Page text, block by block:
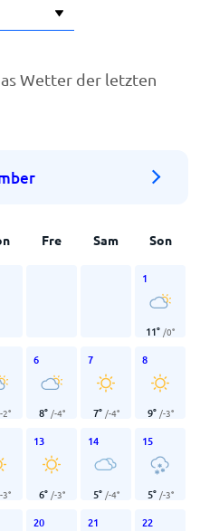
Wetter der letzten
Fre Sam Son
1
11° /0°
-2°
6
8° /-4°
7
7° /-4°
8
9° /-3°
-3°
13
6° /-3°
14
5° /-4°
15
5° /-3°
20 21 22